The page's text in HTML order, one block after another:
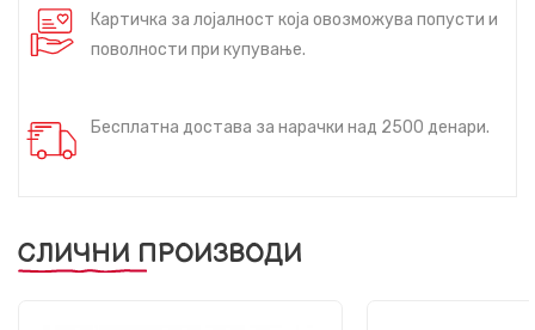
Картичка за лојалност која овозможува попусти и
поволности при купување.
Бесплатна достава за нарачки над 2500 денари.
СЛИЧНИ ПРОИЗВОДИ